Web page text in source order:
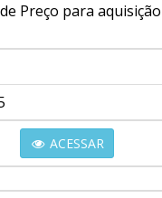
Preço para
ACESSAR